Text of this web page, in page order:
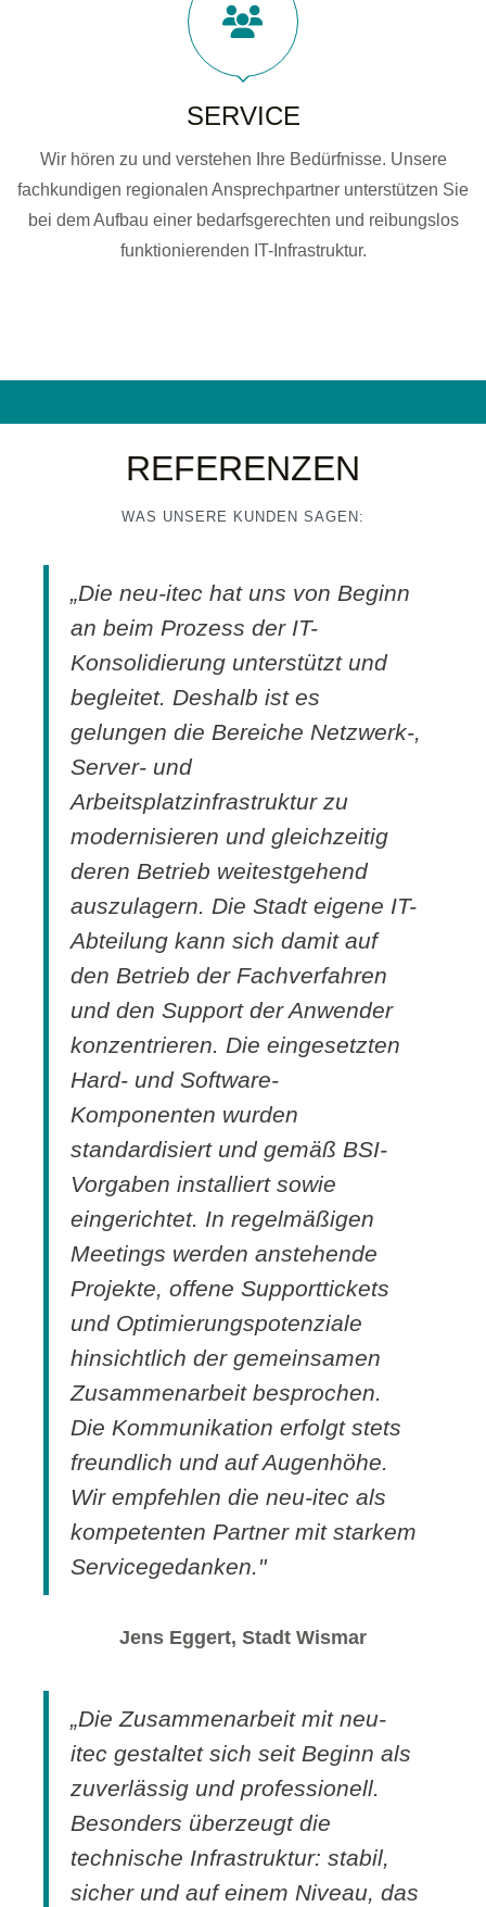
SERVICE
Wir hören zu und verstehen Ihre Bedürfnisse. Unsere
fachkundigen regionalen Ansprechpartner unterstützen Sie
bei dem Aufbau einer bedarfsgerechten und reibungslos
funktionierenden IT-Infrastruktur.
REFERENZEN
WAS UNSERE KUNDEN SAGEN:
„Die neu-itec hat uns von Beginn
an beim Prozess der IT-
Konsolidierung unterstützt und
begleitet. Deshalb ist es
gelungen die Bereiche Netzwerk-,
Server- und
Arbeitsplatzinfrastruktur zu
modernisieren und gleichzeitig
deren Betrieb weitestgehend
auszulagern. Die Stadt eigene IT-
Abteilung kann sich damit auf
den Betrieb der Fachverfahren
und den Support der Anwender
konzentrieren. Die eingesetzten
Hard- und Software-
Komponenten wurden
standardisiert und gemäß BSI-
Vorgaben installiert sowie
eingerichtet. In regelmäßigen
Meetings werden anstehende
Projekte, offene Supporttickets
und Optimierungspotenziale
hinsichtlich der gemeinsamen
Zusammenarbeit besprochen.
Die Kommunikation erfolgt stets
freundlich und auf Augenhöhe.
Wir empfehlen die neu-itec als
kompetenten Partner mit starkem
Servicegedanken."
Jens Eggert, Stadt Wismar
„Die Zusammenarbeit mit neu-
itec gestaltet sich seit Beginn als
zuverlässig und professionell.
Besonders überzeugt die
technische Infrastruktur: stabil,
sicher und auf einem Niveau, das